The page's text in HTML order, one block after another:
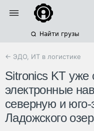
Найти грузы
← ЭДО, ИТ в логистике
Sitronics KT уже
электронные
северную и
Ладожского